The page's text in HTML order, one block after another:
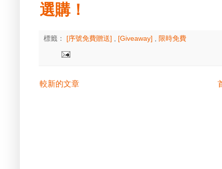
選購！
標籤： [序號免費贈送] [Giveaway] 限時免費
較新的文章